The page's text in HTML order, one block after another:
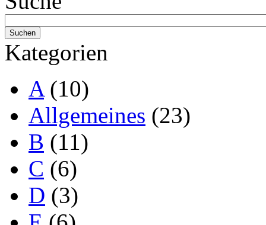
Kategorien
A (10)
Allgemeines (23)
B (11)
C (6)
D (3)